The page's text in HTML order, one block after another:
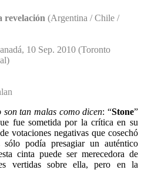
revelación (Argentina / Chile /
10 Sep. 2010 (Toronto
son tan malas como dicen: “Stone”
fue sometida por la crítica en su
votaciones negativas que cosechó
podía presagiar un auténtico
cinta puede ser merecedora de
vertidas sobre ella, pero en la